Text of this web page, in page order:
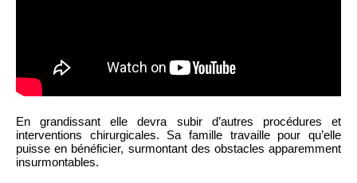
En grandissant elle devra subir d’autres procédures et
interventions chirurgicales. Sa famille travaille pour qu’elle
puisse en bénéficier, surmontant des obstacles apparemment
insurmontables.